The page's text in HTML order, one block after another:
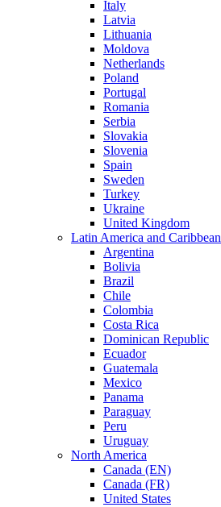
Italy
Latvia
Lithuania
Moldova
Netherlands
Poland
Portugal
Romania
Serbia
Slovakia
Slovenia
Spain
Sweden
Turkey
Ukraine
United Kingdom
Latin America and Caribbean
Argentina
Bolivia
Brazil
Chile
Colombia
Costa Rica
Dominican Republic
Ecuador
Guatemala
Mexico
Panama
Paraguay
Peru
Uruguay
North America
Canada (EN)
Canada (FR)
United States